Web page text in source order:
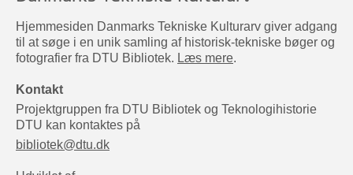
Hjemmesiden Danmarks Tekniske Kulturarv giver adgang
til at søge i en unik samling af historisk-tekniske bøger og
fotografier fra DTU Bibliotek. Læs mere.
Kontakt
Projektgruppen fra DTU Bibliotek og Teknologihistorie
DTU kan kontaktes på
bibliotek@dtu.dk